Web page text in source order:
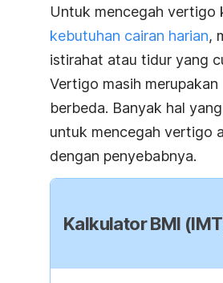
Untuk mencegah vertigo
kebutuhan cairan harian,
istirahat atau tidur yang
Vertigo masih
berbeda. Banyak hal
untuk mencegah vertigo
dengan penyebabnya.
Kalkulator BMI